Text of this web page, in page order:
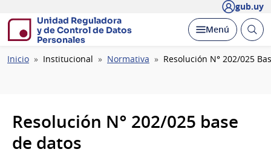
gub.uy
Unidad Reguladora
y de Control de Datos
Personales
Desplegar
Menú Abrir
Ruta
Inicio Institucional Normativa Resolución N° 202/025
Resolución N° 202/025 base
de datos